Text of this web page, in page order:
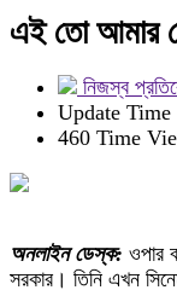
এই তো আমার
নিজস্ব
Update
460 Time
অনলাইন ডেস্ক: ওপার
সরকার। তিনি এখন